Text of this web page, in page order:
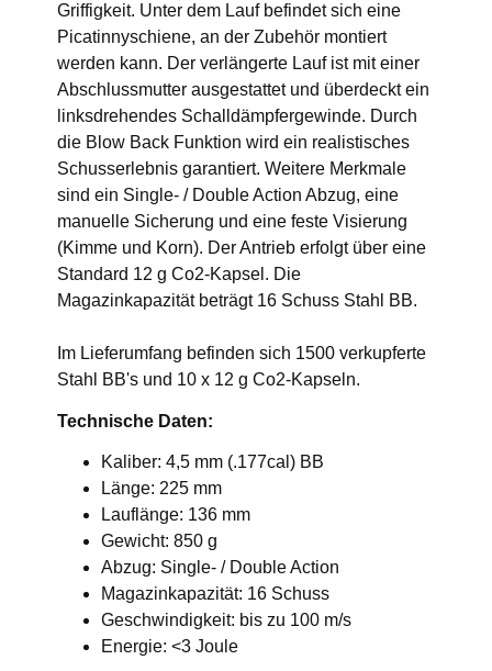
Griffigkeit. Unter dem Lauf befindet sich eine
Picatinnyschiene, an der Zubehör montiert
werden kann. Der verlängerte Lauf ist mit einer
Abschlussmutter ausgestattet und überdeckt ein
linksdrehendes Schalldämpfergewinde. Durch
die Blow Back Funktion wird ein realistisches
Schusserlebnis garantiert. Weitere Merkmale
sind ein Single- / Double Action Abzug, eine
manuelle Sicherung und eine feste Visierung
(Kimme und Korn). Der Antrieb erfolgt über eine
Standard 12 g Co2-Kapsel. Die
Magazinkapazität beträgt 16 Schuss Stahl BB.
Im Lieferumfang befinden sich 1500 verkupferte
Stahl BB's und 10 x 12 g Co2-Kapseln.
Technische Daten:
Kaliber: 4,5 mm (.177cal) BB
Länge: 225 mm
Lauflänge: 136 mm
Gewicht: 850 g
Abzug: Single- / Double Action
Magazinkapazität: 16 Schuss
Geschwindigkeit: bis zu 100 m/s
Energie: <3 Joule